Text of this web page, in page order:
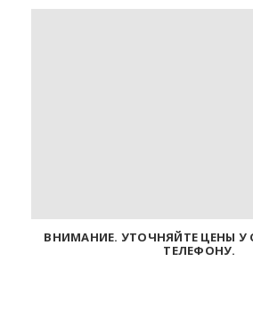
ВНИМАНИЕ. УТОЧНЯЙТЕ ЦЕНЫ У
ТЕЛЕФОНУ.